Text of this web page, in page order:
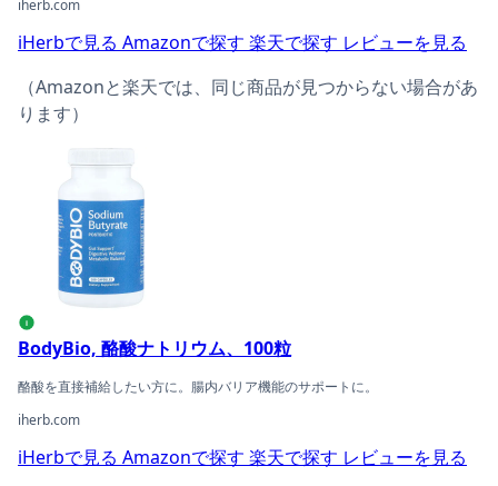
iherb.com
iHerbで見る Amazonで探す 楽天で探す レビューを見る
（Amazonと楽天では、同じ商品が見つからない場合があ
ります）
BodyBio, 酪酸ナトリウム、100粒の商品ページへ
i
BodyBio, 酪酸ナトリウム、100粒
酪酸を直接補給したい方に。腸内バリア機能のサポートに。
iherb.com
iHerbで見る Amazonで探す 楽天で探す レビューを見る